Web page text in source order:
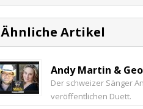
Ähnliche Artikel
Andy Martin &
Der schweizer Sänger
veröffentlichen Duett.